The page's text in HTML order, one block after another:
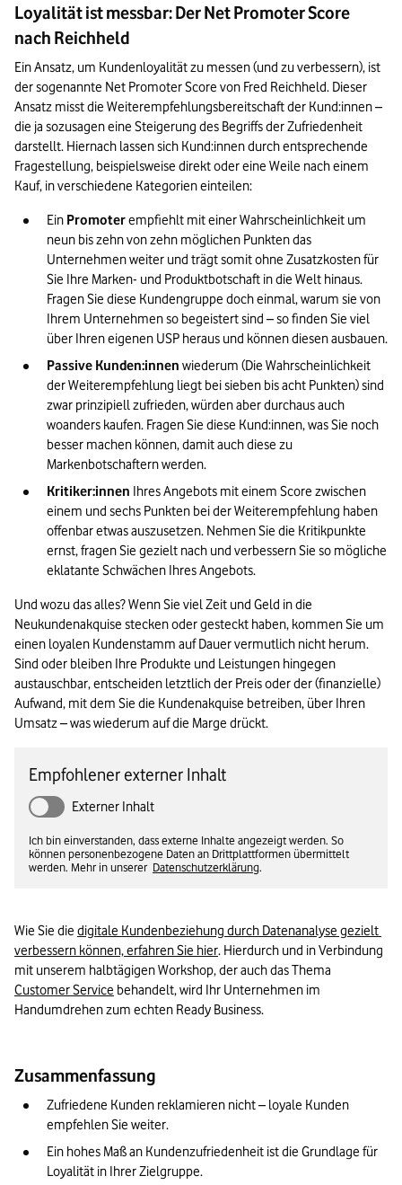
Loyalität ist messbar: Der Net Promoter Score
nach Reichheld
Ein Ansatz, um Kundenloyalität zu messen (und zu verbessern), ist
der sogenannte Net Promoter Score von Fred Reichheld. Dieser
Ansatz misst die Weiterempfehlungsbereitschaft der Kund:innen –
die ja sozusagen eine Steigerung des Begriffs der Zufriedenheit
darstellt. Hiernach lassen sich Kund:innen durch entsprechende
Fragestellung, beispielsweise direkt oder eine Weile nach einem
Kauf, in verschiedene Kategorien einteilen:
Ein Promoter empfiehlt mit einer Wahrscheinlichkeit um
neun bis zehn von zehn möglichen Punkten das
Unternehmen weiter und trägt somit ohne Zusatzkosten für
Sie Ihre Marken- und Produktbotschaft in die Welt hinaus.
Fragen Sie diese Kundengruppe doch einmal, warum sie von
Ihrem Unternehmen so begeistert sind – so finden Sie viel
über Ihren eigenen USP heraus und können diesen ausbauen.
Passive Kunden:innen wiederum (Die Wahrscheinlichkeit
der Weiterempfehlung liegt bei sieben bis acht Punkten) sind
zwar prinzipiell zufrieden, würden aber durchaus auch
woanders kaufen. Fragen Sie diese Kund:innen, was Sie noch
besser machen können, damit auch diese zu
Markenbotschaftern werden.
Kritiker:innen Ihres Angebots mit einem Score zwischen
einem und sechs Punkten bei der Weiterempfehlung haben
offenbar etwas auszusetzen. Nehmen Sie die Kritikpunkte
ernst, fragen Sie gezielt nach und verbessern Sie so mögliche
eklatante Schwächen Ihres Angebots.
Und wozu das alles? Wenn Sie viel Zeit und Geld in die
Neukundenakquise stecken oder gesteckt haben, kommen Sie um
einen loyalen Kundenstamm auf Dauer vermutlich nicht herum.
Sind oder bleiben Ihre Produkte und Leistungen hingegen
austauschbar, entscheiden letztlich der Preis oder der (finanzielle)
Aufwand, mit dem Sie die Kundenakquise betreiben, über Ihren
Umsatz – was wiederum auf die Marge drückt.
Empfohlener externer Inhalt
Externer Inhalt
Ich bin einverstanden, dass externe Inhalte angezeigt werden. So
können personenbezogene Daten an Drittplattformen übermittelt
werden. Mehr in unserer Datenschutzerklärung.
Wie Sie die digitale Kundenbeziehung durch Datenanalyse gezielt
verbessern können, erfahren Sie hier. Hierdurch und in Verbindung
Customer Service behandelt, wird Ihr Unternehmen im
Handumdrehen zum echten Ready Business.
Zusammenfassung
Zufriedene Kunden reklamieren nicht – loyale Kunden
empfehlen Sie weiter.
Ein hohes Maß an Kundenzufriedenheit ist die Grundlage für
Loyalität in Ihrer Zielgruppe.